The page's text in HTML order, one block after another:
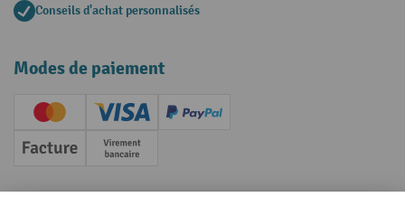
Conseils d'achat personnalisés
Modes de paiement
Creditcard (Master)Creditcard (Visa)
PayPal
Facture Paiement anticipé